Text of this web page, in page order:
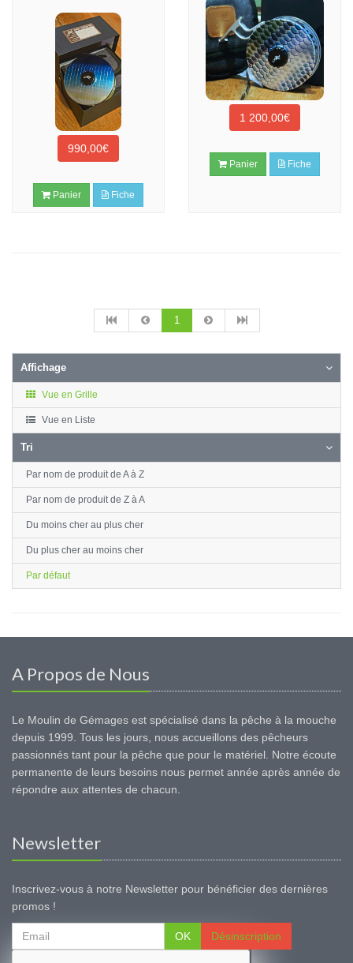
990,00€
Panier Fiche
1 200,00€
Panier Fiche
1
Affichage
Vue en Grille
Vue en Liste
Tri
Par nom de produit de A à Z
Par nom de produit de Z à A
Du moins cher au plus cher
Du plus cher au moins cher
Par défaut
A Propos de Nous
Le Moulin de Gémages est spécialisé dans la pêche à la mouche
depuis 1999. Tous les jours, nous accueillons des pêcheurs
passionnés tant pour la pêche que pour le matériel. Notre écoute
permanente de leurs besoins nous permet année après année de
répondre aux attentes de chacun.
Newsletter
Inscrivez-vous à notre Newsletter pour bénéficier des dernières
promos !
OK Désinscription